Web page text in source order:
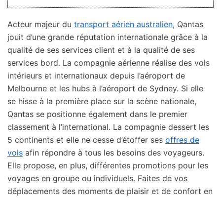
Acteur majeur du transport aérien australien, Qantas
jouit d’une grande réputation internationale grâce à la
qualité de ses services client et à la qualité de ses
services bord. La compagnie aérienne réalise des vols
intérieurs et internationaux depuis l’aéroport de
Melbourne et les hubs à l’aéroport de Sydney. Si elle
se hisse à la première place sur la scène nationale,
Qantas se positionne également dans le premier
classement à l’international. La compagnie dessert les
5 continents et elle ne cesse d’étoffer ses offres de
vols afin répondre à tous les besoins des voyageurs.
Elle propose, en plus, différentes promotions pour les
voyages en groupe ou individuels. Faites de vos
déplacements des moments de plaisir et de confort en